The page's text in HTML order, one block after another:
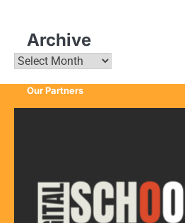
Archive
Archive
Our Partners